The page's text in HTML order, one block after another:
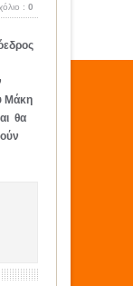
: 0
Μάκη
θα